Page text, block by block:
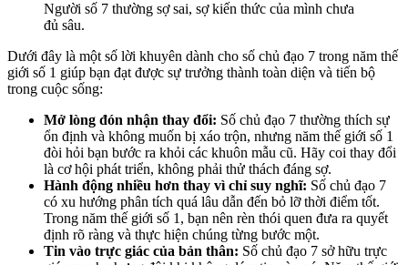
Người số 7 thường sợ sai, sợ kiến thức của mình chưa
đủ sâu.
Dưới đây là một số lời khuyên dành cho số chủ đạo 7 trong năm thế
giới số 1 giúp bạn đạt được sự trưởng thành toàn diện và tiến bộ
trong cuộc sống:
Mở lòng đón nhận thay đổi: Số chủ đạo 7 thường thích sự
ổn định và không muốn bị xáo trộn, nhưng năm thế giới số 1
đòi hỏi bạn bước ra khỏi các khuôn mẫu cũ. Hãy coi thay đổi
là cơ hội phát triển, không phải thử thách đáng sợ.
Hành động nhiều hơn thay vì chỉ suy nghĩ: Số chủ đạo 7
có xu hướng phân tích quá lâu dẫn đến bỏ lỡ thời điểm tốt.
Trong năm thế giới số 1, bạn nên rèn thói quen đưa ra quyết
định rõ ràng và thực hiện chúng từng bước một.
Tin vào trực giác của bản thân: Số chủ đạo 7 sở hữu trực